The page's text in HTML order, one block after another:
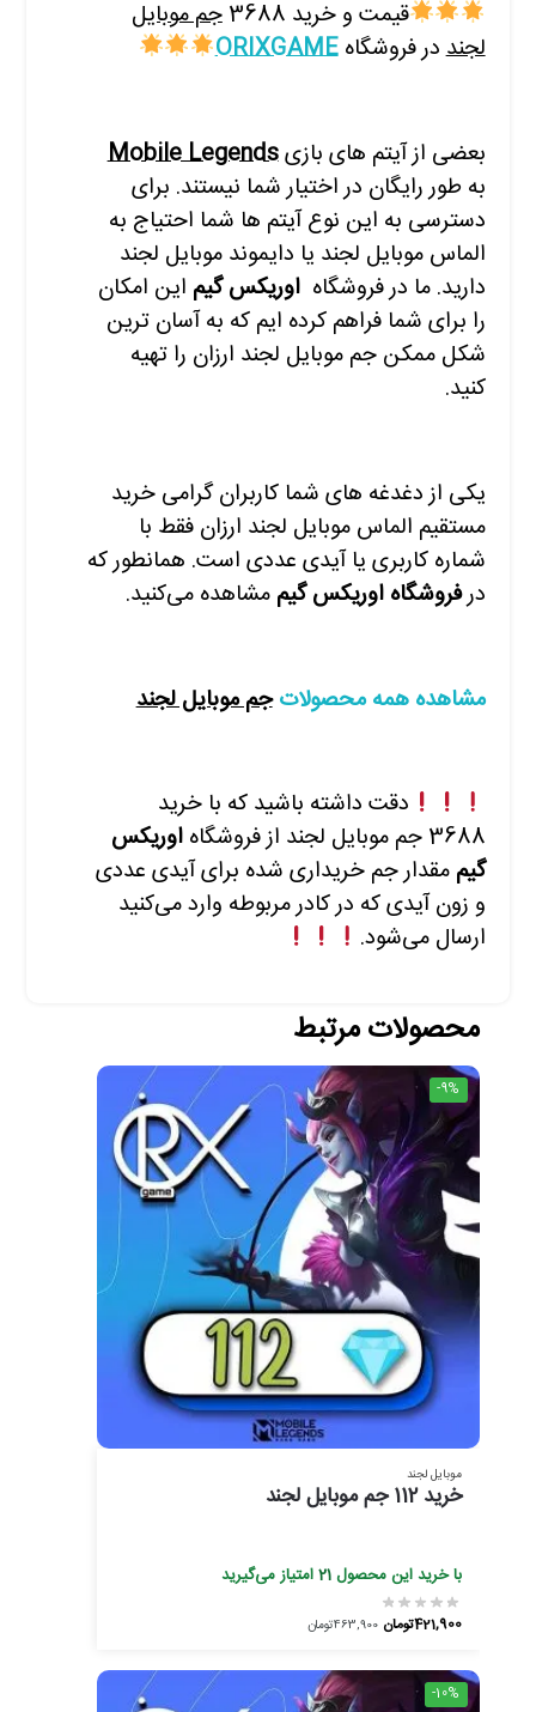
قیمت و خرید 3688
جم موبایل
لجنددر فروشگاهORIXGAME
بعضی از آیتم های بازیMobile Legends
به طور رایگان در اختیار شما نیستند. برای
دسترسی به این نوع آیتم ها شما احتیاج به
الماس موبایل لجند یا دایموند موبایل لجند
دارید. ما در فروشگاهاوریکس گیم این امکان
را برای شما فراهم کرده ایم که به آسان ترین
شکل ممکن جم موبایل لجند ارزان را تهیه
کنید.
یکی از دغدغه های شما کاربران گرامی خرید
مستقیم الماس موبایل لجند ارزان فقط با
شماره کاربری یا آیدی عددی است. همانطور که
درفروشگاه اوریکس گیم مشاهدهمی‌کنید.
مشاهده همه محصولاتجم موبایل لجند
دقت داشته باشید که باخرید
3688 جم موبایل لجند از فروشگاه اوریکس
گیم مقدار جم خریداری شده برای آیدی عددی
و زون آیدی که در کادر مربوطه واردمی‌کنید
ارسال می‌شود.
محصولات مرتبط
-9%
موبایل لجند
خرید 112 جم موبایل لجند
با خرید این محصول21امتیاز می‌گیرید
463,900تومان 421,900تومان
-10%